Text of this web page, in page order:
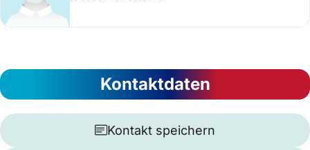
Kontaktdaten
Kontakt speichern